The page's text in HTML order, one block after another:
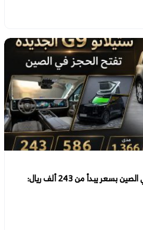
ستيلاتو G9 الجديدة تفتح الحجز في الصين بسعر يبدأ من 243 ألف ريال: